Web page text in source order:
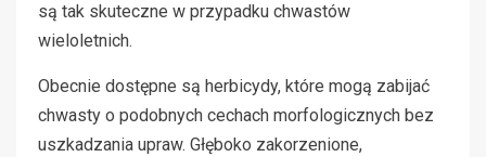
są tak skuteczne w przypadku chwastów
wieloletnich.
Obecnie dostępne są herbicydy, które mogą zabijać
chwasty o podobnych cechach morfologicznych bez
uszkadzania upraw. Głęboko zakorzenione,